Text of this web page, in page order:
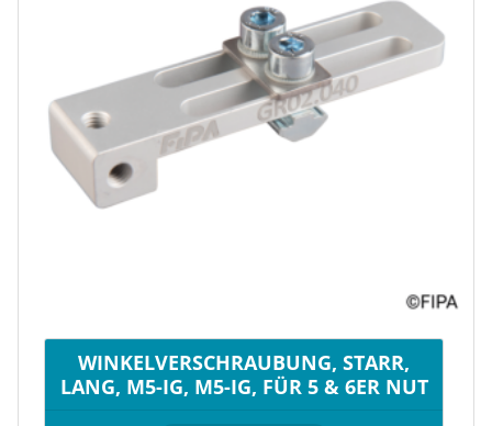
WINKELVERSCHRAUBUNG, STARR,
LANG, M5-IG, M5-IG, FÜR 5 & 6ER NUT